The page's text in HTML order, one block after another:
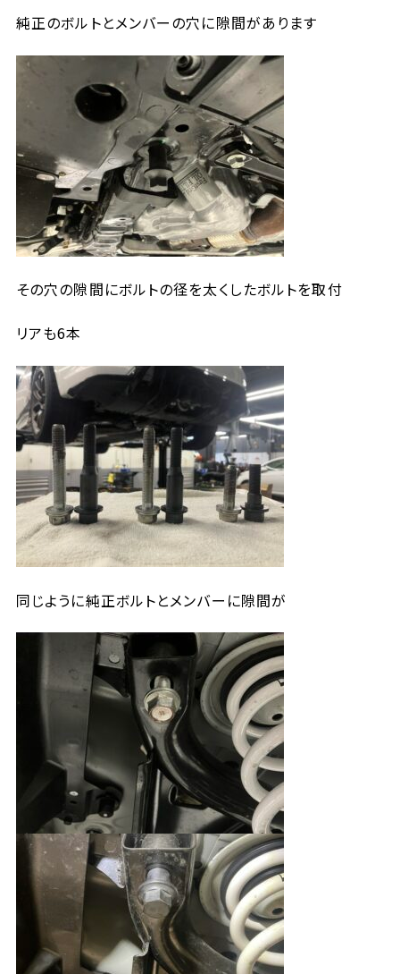
純正のボルトとメンバーの穴に隙間があります
その穴の隙間にボルトの径を太くしたボルトを取付
リアも6本
同じように純正ボルトとメンバーに隙間が